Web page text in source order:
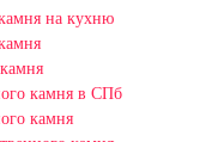
на кухню
камня в СПб
камня